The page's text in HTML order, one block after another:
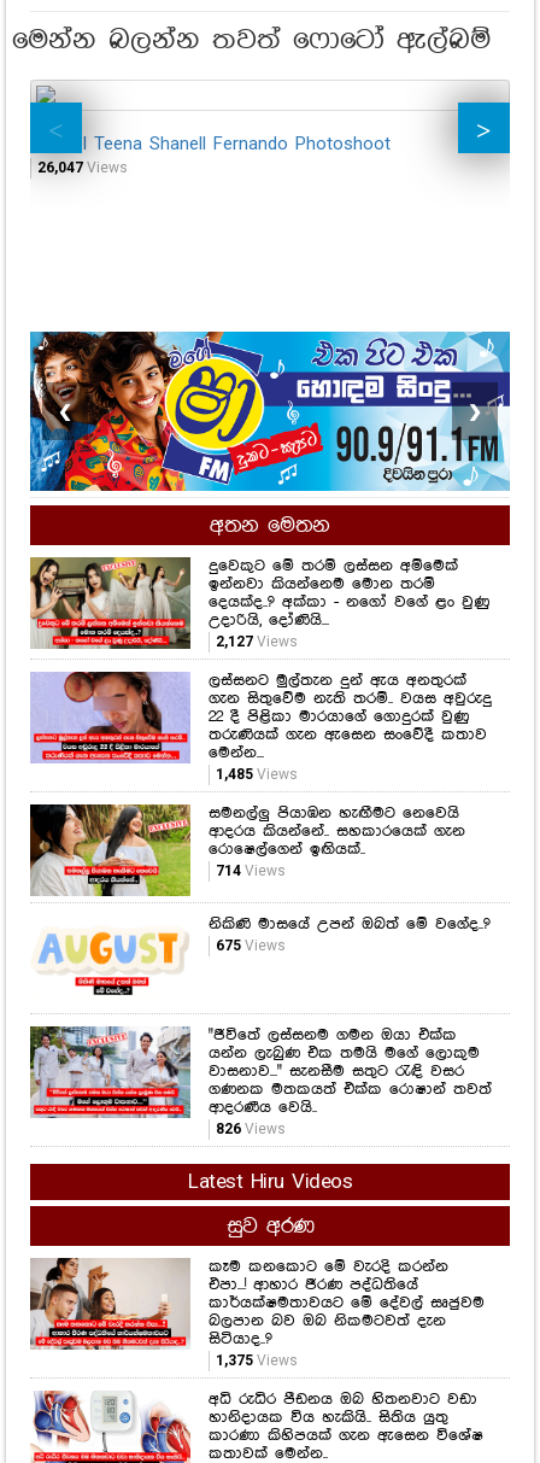
මෙන්න බලන්න තවත් ෆොටෝ ඇල්බම්
Model Teena Shanell Fernando Photoshoot
26,047 Views
❮ ❯
අතන මෙතන
දුවෙකුට මේ තරම් ලස්සන අම්මෙක්
ඉන්නවා කියන්නෙම මොන තරම්
දෙයක්ද..? අක්කා - නගෝ වගේ ළං වුණු
උදාරියි, දෝණියි...
2,127Views
ලස්සනට මුල්තැන දුන් ඇය අනතුරක්
ගැන සිතුවේම නැති තරම්.. වයස අවුරුදු
22 දී පිළිකා මාරයාගේ ගොදුරක් වුණු
තරුණියක් ගැන ඇසෙන සංවේදී කතාව
මෙන්න...
1,485Views
සමනල්ලු පියාඹන හැඟීමට නෙවෙයි
ආදරය කියන්නේ.. සහකාරයෙක් ගැන
රොෂෙල්ගෙන් ඉඟියක්..
714Views
නිකිණි මාසයේ උපන් ඔබත් මේ වගේද..?
675Views
"ජීවිතේ ලස්සනම ගමන ඔයා එක්ක
යන්න ලැබුණ එක තමයි මගේ ලොකුම
වාසනාව..." සැනසීම සතුට රැඳි වසර
ගණනක මතකයත් එක්ක රොෂාන් තවත්
ආදරණීය වෙයි..
826Views
Latest Hiru Videos
සුව අරණ
කෑම කනකොට මේ වැරදි කරන්න
එපා...! ආහාර ජීරණ පද්ධතියේ
කාර්යක්ෂමතාවයට මේ දේවල් සෘජුවම
බලපාන බව ඔබ නිකමටවත් දැන
සිටියාද..?
1,375Views
අධි රුධිර පීඩනය ඔබ හිතනවාට වඩා
හානිදායක විය හැකියි.. සිතිය යුතු
කාරණා කිහිපයක් ගැන ඇසෙන විශේෂ
කතාවක් මෙන්න..